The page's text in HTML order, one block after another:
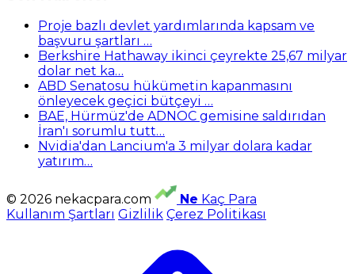
Proje bazlı devlet yardımlarında kapsam ve
başvuru şartları …
Berkshire Hathaway ikinci çeyrekte 25,67 milyar
dolar net ka…
ABD Senatosu hükümetin kapanmasını
önleyecek geçici bütçeyi …
BAE, Hürmüz'de ADNOC gemisine saldırıdan
İran'ı sorumlu tutt…
Nvidia'dan Lancium'a 3 milyar dolara kadar
yatırım…
© 2026 nekacpara.com Ne Kaç Para
Kullanım Şartları Gizlilik Çerez Politikası